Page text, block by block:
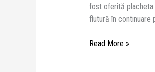
fost oferită placheta
flutură în continuare
Read More »